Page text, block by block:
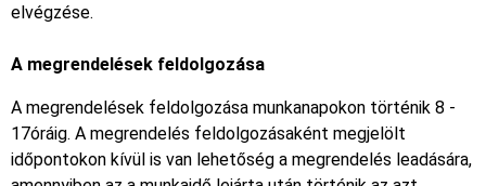
elvégzése.
A megrendelések feldolgozása
A megrendelések feldolgozása munkanapokon történik 8 -
17óráig. A megrendelés feldolgozásaként megjelölt
időpontokon kívül is van lehetőség a megrendelés leadására,